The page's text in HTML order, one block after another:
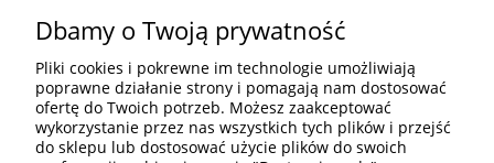
Bezpieczne formy płatności
Dbamy o Twoją prywatność
Pliki cookies i pokrewne im technologie umożliwiają
poprawne działanie strony i pomagają nam dostosować
ofertę do Twoich potrzeb. Możesz zaakceptować
wykorzystanie przez nas wszystkich tych plików i przejść
do sklepu lub dostosować użycie plików do swoich